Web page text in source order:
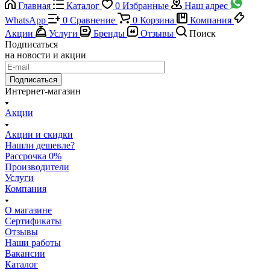
Главная
Каталог 0 Избранные
Наш адрес
WhatsApp
0 Сравнение 0 Корзина
Компания
Акции
Услуги Бренды Отзывы
Поиск
Подписаться
на новости и акции
Подписаться
Интернет-магазин
Акции
Акции и скидки
Нашли дешевле?
Рассрочка 0%
Производители
Услуги
Компания
О магазине
Сертификаты
Отзывы
Наши работы
Вакансии
Каталог